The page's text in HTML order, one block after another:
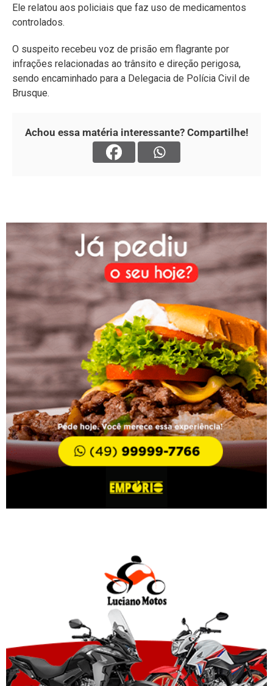
Ele relatou aos policiais que faz uso de medicamentos
controlados.
O suspeito recebeu voz de prisão em flagrante por
infrações relacionadas ao trânsito e direção perigosa,
sendo encaminhado para a Delegacia de Polícia Civil de
Brusque.
Achou essa matéria interessante? Compartilhe!